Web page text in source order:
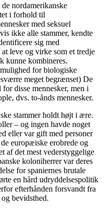
nordamerikanske
i forhold til
med seksuel
ikke alle stammer, kendte
sig med
leve og virke som et tredje
kunne kombineres.
for biologiske
meget begrænset) De
disse mennesker, men i
dvs. to-ånds mennesker.
stammer holdt højt i ære.
– og ingen havde noget
eller var gift med personer
europæiske erobrede og
af det mest vederstyggelige
koloniherrer var deres
for spaniernes brutale
en hård udryddelsespolitik
efterhånden forsvandt fra
bevidsthed.